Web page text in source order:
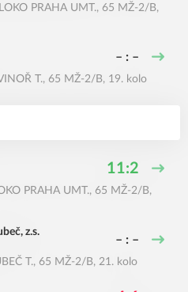
LOKO PRAHA UMT., 65 MŽ-2/B,
– : –
T., 65 MŽ-2/B, 19. kolo
11:2
PRAHA UMT., 65 MŽ-2/B,
z.s.
– : –
T., 65 MŽ-2/B, 21. kolo